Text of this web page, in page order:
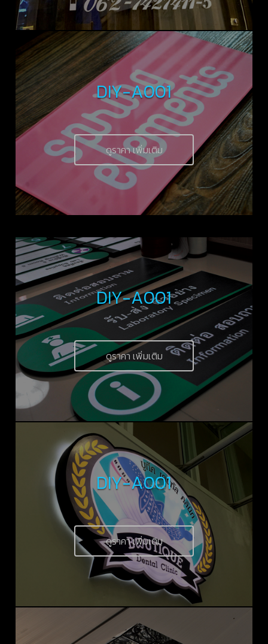
DIY-A001
ดูราคา เพิ่มเติม
DIY-A001
ดูราคา เพิ่มเติม
DIY-A001
ดูราคา เพิ่มเติม